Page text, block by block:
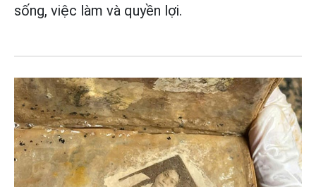
sống, việc làm và quyền lợi.